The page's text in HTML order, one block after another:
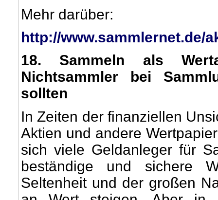
Mehr darüber:
http://www.sammlernet.de/
18. Sammeln als
Nichtsammler bei
sollten
In Zeiten der finanziellen
Aktien und andere
sich viele Geldanleger für
beständige und sichere
Seltenheit und der großen